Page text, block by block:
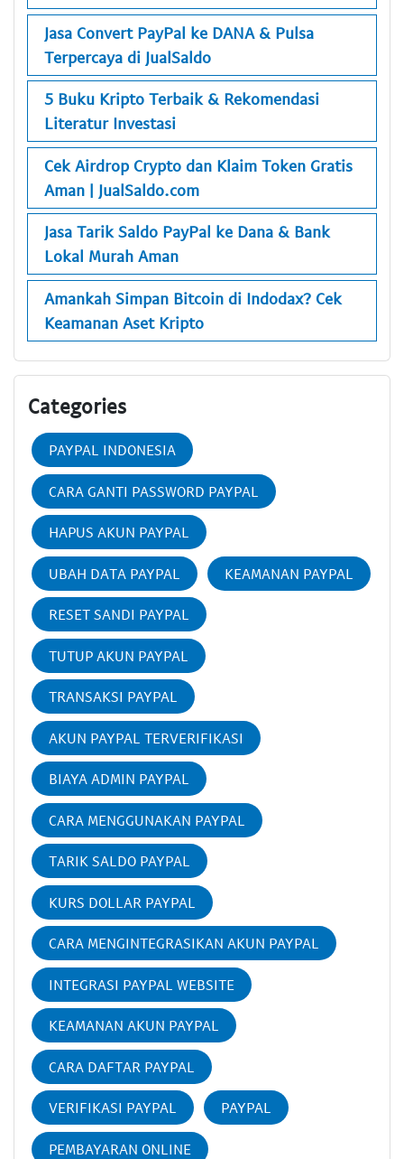
Jasa Convert PayPal ke DANA & Pulsa
Terpercaya di JualSaldo
5 Buku Kripto Terbaik & Rekomendasi
Literatur Investasi
Cek Airdrop Crypto dan Klaim Token Gratis
Aman | JualSaldo.com
Jasa Tarik Saldo PayPal ke Dana & Bank
Lokal Murah Aman
Amankah Simpan Bitcoin di Indodax? Cek
Keamanan Aset Kripto
Categories
PAYPAL INDONESIA
CARA GANTI PASSWORD PAYPAL
HAPUS AKUN PAYPAL
UBAH DATA PAYPAL KEAMANAN PAYPAL
RESET SANDI PAYPAL
TUTUP AKUN PAYPAL
TRANSAKSI PAYPAL
AKUN PAYPAL TERVERIFIKASI
BIAYA ADMIN PAYPAL
CARA MENGGUNAKAN PAYPAL
TARIK SALDO PAYPAL
KURS DOLLAR PAYPAL
CARA MENGINTEGRASIKAN AKUN PAYPAL
INTEGRASI PAYPAL WEBSITE
KEAMANAN AKUN PAYPAL
CARA DAFTAR PAYPAL
VERIFIKASI PAYPAL PAYPAL
PEMBAYARAN ONLINE